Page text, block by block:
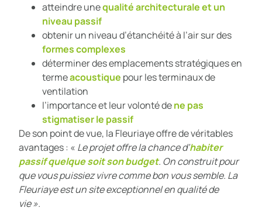
atteindre unequalité architecturale et un
niveau passif
obtenir un niveau d’étanchéité à l’air sur des
formes complexes
déterminer des emplacements stratégiques en
termeacoustique pour les terminaux de
ventilation
l’importance et leur volonté dene pas
stigmatiser le passif
De son point de vue, la Fleuriaye offre de véritables
avantages : « Le projet offre la chance d’habiter
passif quelque soit son budget. On construit pour
que vous puissiez vivre comme bon vous semble. La
Fleuriaye est un site exceptionnel en qualité de
vie ».